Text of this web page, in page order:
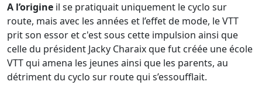
A l’origine il se pratiquait uniquement le cyclo sur
route, mais avec les années et l’effet de mode, le VTT
prit son essor et c'est sous cette impulsion ainsi que
celle du président Jacky Charaix que fut créée une école
VTT qui amena les jeunes ainsi que les parents, au
détriment du cyclo sur route qui s’essoufflait.